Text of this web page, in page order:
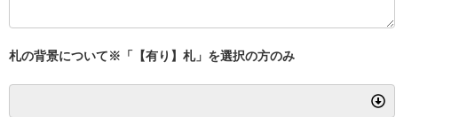
札の背景について※「【有り】札」を選択の方のみ